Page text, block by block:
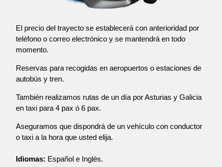
El precio del trayecto se establecerá con anterioridad por
teléfono o correo electrónico y se mantendrá en todo
momento.
Reservas para recogidas en aeropuertos o estaciones de
autobús y tren.
También realizamos rutas de un día por Asturias y Galicia
en taxi para 4 pax ó 6 pax.
Aseguramos que dispondrá de un vehículo con conductor
o taxi a la hora que usted elija.
Idiomas: Español e Inglés.